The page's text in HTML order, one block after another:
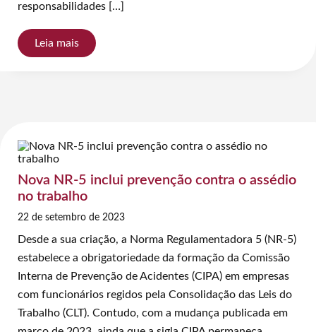
responsabilidades […]
Leia mais
Nova NR-5 inclui prevenção contra o assédio
no trabalho
22 de setembro de 2023
Desde a sua criação, a Norma Regulamentadora 5 (NR-5)
estabelece a obrigatoriedade da formação da Comissão
Interna de Prevenção de Acidentes (CIPA) em empresas
com funcionários regidos pela Consolidação das Leis do
Trabalho (CLT). Contudo, com a mudança publicada em